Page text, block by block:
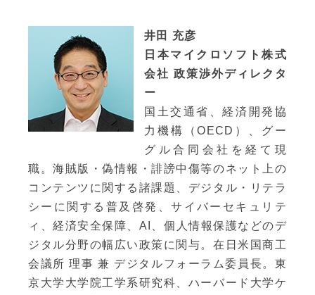
井田 充彦
日本マイクロソフト株式
会社 政策渉外ディレクタ
ー
国土交通省、経済開発協
力機構（OECD）、グー
グル合同会社を経て現
職。海賊版・偽情報・誹謗中傷等のネット上の
コンテンツに関する諸課題、デジタル・リテラ
シーに関する普及啓発、サイバーセキュリテ
ィ、経済安全保障、AI、個人情報保護などのデ
ジタル分野の幅広い政策に関与。在日米国商工
会議所 理事 兼 デジタルフォーラム委員長。東
京大学大学院工学系研究科、ハーバード大学ケ